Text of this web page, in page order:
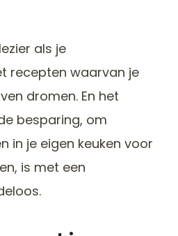
als je
recepten waarvan je
dromen. En het
besparing, om
in je eigen keuken voor
is met een